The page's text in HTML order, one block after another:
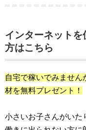
インターネット
方はこちら
自宅で稼いでみませ
材を無料プレゼント！
小さいお子さんがいた